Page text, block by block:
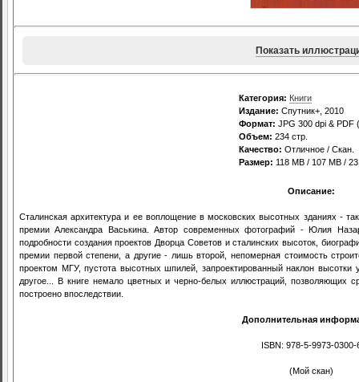
Показать
Категория: Книги
Издание: Спутник+, 2010
Формат: JPG 300 dpi & PDF
Объем: 234 стр.
Качество: Отличное / Скан.
Размер: 118 MB / 107 MB /
Описание:
Сталинская архитектура и ее воплощение в московских высотных зданиях -
премии Александра Васькина. Автор современных фотографий - Юлия
подробности создания проектов Дворца Советов и сталинских высоток,
премии первой степени, а другие - лишь второй, непомерная стоимость
проектом МГУ, пустота высотных шпилей, запроектированный наклон высотки
другое... В книге немало цветных и черно-белых иллюстраций, позволяющих
построено впоследствии.
Дополнительная
ISBN: 978-5-9973-0300-
(Мой скан)